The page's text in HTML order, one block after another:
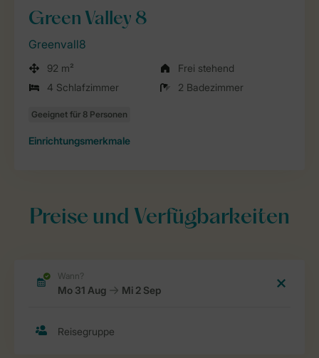
Green Valley 8
Greenvall8
92 m²
Frei stehend
4 Schlafzimmer
2 Badezimmer
Einrichtungsmerkmale
Preise und Verfügbarkeiten